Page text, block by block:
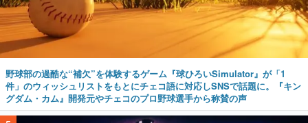
野球部の過酷な“補欠”を体験するゲーム『球ひろいSimulator』が「1
件」のウィッシュリストをもとにチェコ語に対応しSNSで話題に。『キン
グダム・カム』開発元やチェコのプロ野球選手から称賛の声